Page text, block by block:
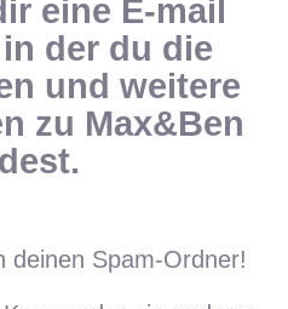
eine E-mail
der du die
und weitere
zu Max&Ben
deinen Spam-Ordner!